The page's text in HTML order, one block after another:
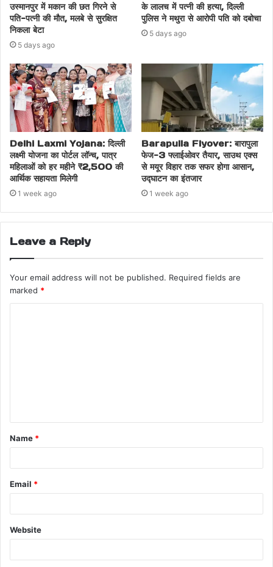
उस्मानपुर में मकान की छत गिरने से
पति-पत्नी की मौत, मलबे से सुरक्षित
निकला बेटा
5 days ago
के लालच में पत्नी की हत्या, दिल्ली
पुलिस ने मथुरा से आरोपी पति को दबोचा
5 days ago
Delhi Laxmi Yojana: दिल्ली
लक्ष्मी योजना का पोर्टल लॉन्च, पात्र
महिलाओं को हर महीने ₹2,500 की
आर्थिक सहायता मिलेगी
1 week ago
Barapulla Flyover: बारापुला
फेज-3 फ्लाईओवर तैयार, साउथ एक्स
से मयूर विहार तक सफर होगा आसान,
उद्घाटन का इंतजार
1 week ago
Leave a Reply
Your email address will not be published. Required fields are
marked *
Name *
Email *
Website